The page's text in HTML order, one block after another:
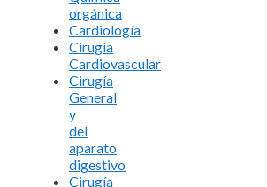
orgánica
Cardiología
Cirugía
Cardiovascular
Cirugía
General
y
del
aparato
digestivo
Cirugía